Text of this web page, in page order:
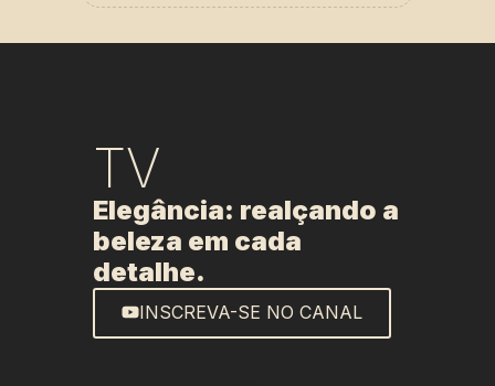
TV
Elegância: realçando a
beleza em cada
detalhe.
INSCREVA-SE NO CANAL